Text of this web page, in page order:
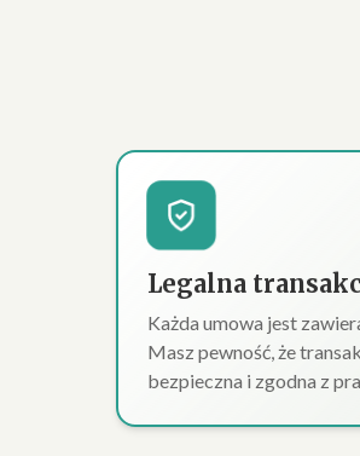
Legalna
Każda umowa jest
Masz pewność, że
bezpieczna i zgodna z